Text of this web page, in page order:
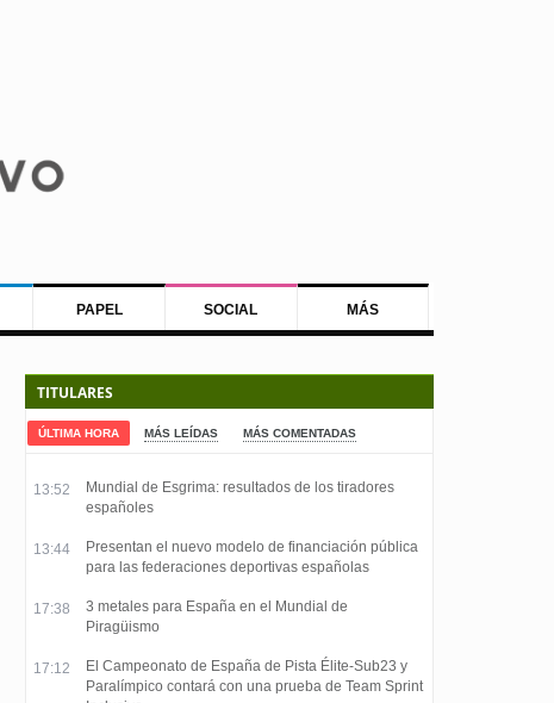
PAPEL SOCIAL MÁS
TITULARES
ÚLTIMA HORA MÁS LEÍDAS MÁS COMENTADAS
13:52
Mundial de Esgrima: resultados de los tiradores
españoles
13:44
Presentan el nuevo modelo de financiación pública
para las federaciones deportivas españolas
17:38
3 metales para España en el Mundial de
Piragüismo
17:12
El Campeonato de España de Pista Élite-Sub23 y
Paralímpico contará con una prueba de Team Sprint